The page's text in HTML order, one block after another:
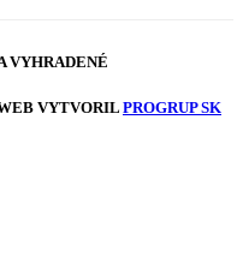
VYHRADENÉ
VYTVORILPROGRUP SK